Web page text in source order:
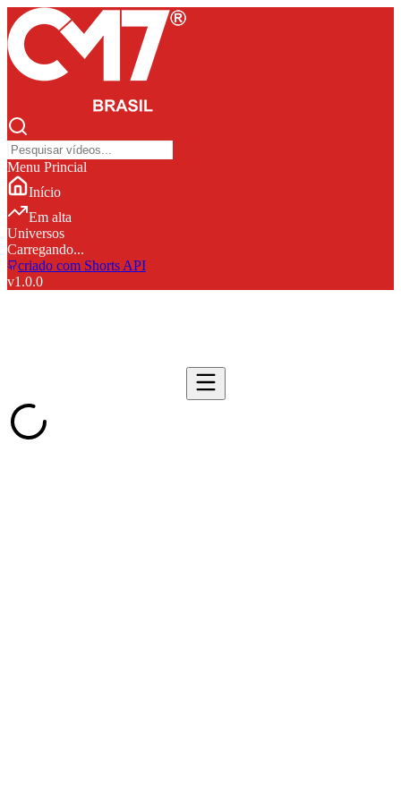
Menu Princial
Início
Em alta
Universos
Carregando...
criado com Shorts API
v1.0.0